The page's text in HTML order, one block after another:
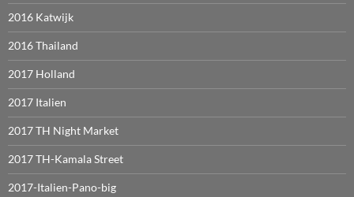
2016 Katwijk
2016 Thailand
2017 Holland
2017 Italien
2017 TH Night Market
2017 TH-Kamala Street
2017-Italien-Pano-big